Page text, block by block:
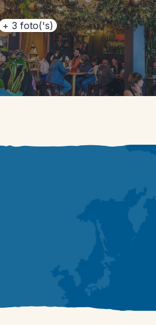
+ 3 foto('s)